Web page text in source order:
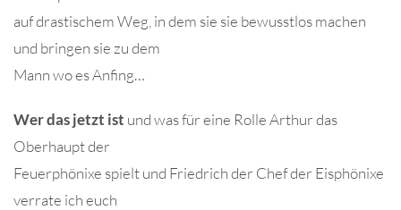
auf drastischem Weg, in dem sie sie bewusstlos machen
und bringen sie zu dem
Mann wo es Anfing…
Wer das jetzt ist und was für eine Rolle Arthur das
Oberhaupt der
Feuerphönixe spielt und Friedrich der Chef der Eisphönixe
verrate ich euch